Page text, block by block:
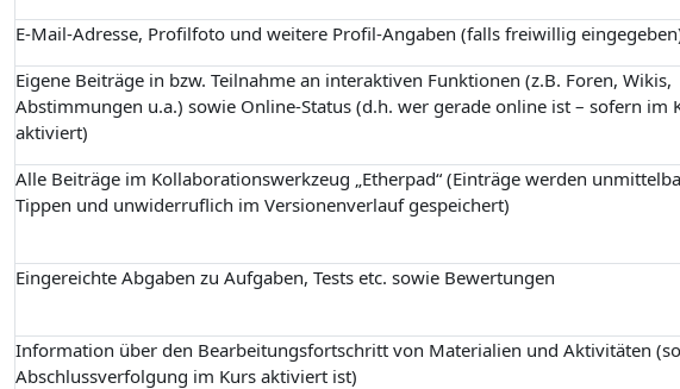
E-Mail-Adresse, Profilfoto und weitere Profil-Angaben (falls freiwillig
Eigene Beiträge in bzw. Teilnahme an interaktiven Funktionen (z.B. Foren, Wikis,
Abstimmungen u.a.) sowie Online-Status (d.h. wer gerade online ist – sofern im
aktiviert)
Alle Beiträge im Kollaborationswerkzeug „Etherpad“ (Einträge werden
Tippen und unwiderruflich im Versionenverlauf gespeichert)
Eingereichte Abgaben zu Aufgaben, Tests etc. sowie Bewertungen
Information über den Bearbeitungsfortschritt von Materialien und Aktivitäten
Abschlussverfolgung im Kurs aktiviert ist)